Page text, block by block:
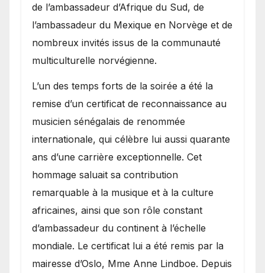
de l’ambassadeur d’Afrique du Sud, de
l’ambassadeur du Mexique en Norvège et de
nombreux invités issus de la communauté
multiculturelle norvégienne.
​L’un des temps forts de la soirée a été la
remise d’un certificat de reconnaissance au
musicien sénégalais de renommée
internationale, qui célèbre lui aussi quarante
ans d’une carrière exceptionnelle. Cet
hommage saluait sa contribution
remarquable à la musique et à la culture
africaines, ainsi que son rôle constant
d’ambassadeur du continent à l’échelle
mondiale. Le certificat lui a été remis par la
mairesse d’Oslo, Mme Anne Lindboe. Depuis